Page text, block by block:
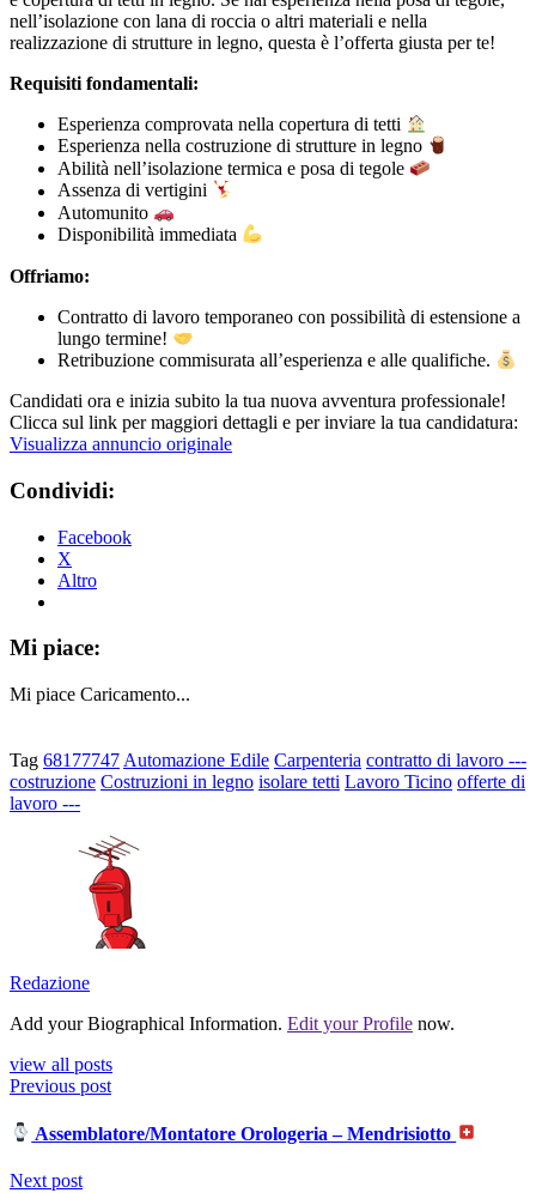
nell’isolazione con lana di roccia o altri materiali e nella
realizzazione di strutture in legno, questa è l’offerta giusta per te!
Requisiti fondamentali:
Esperienza comprovata nella copertura di tetti
Esperienza nella costruzione di strutture in legno
Abilità nell’isolazione termica e posa di tegole
Assenza di vertigini
Automunito
Disponibilità immediata
Offriamo:
Contratto di lavoro temporaneo con possibilità di estensione a
lungo termine!
Retribuzione commisurata all’esperienza e alle qualifiche.
Candidati ora e inizia subito la tua nuova avventura professionale!
Clicca sul link per maggiori dettagli e per inviare la tua candidatura:
Visualizza annuncio originale
Condividi:
Facebook
X
Altro
Mi piace:
Mi piace Caricamento...
Tag 68177747 Automazione Edile Carpenteria contratto di lavoro ---
costruzione Costruzioni in legno isolare tetti Lavoro Ticino offerte di
lavoro ---
Redazione
Add your Biographical Information. Edit your Profile now.
view all posts
Previous post
Assemblatore/Montatore Orologeria – Mendrisiotto
Next post